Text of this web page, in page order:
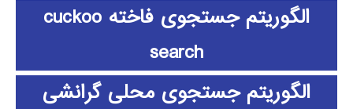
الگوریتم جستجوی فاخته cuckoo
search
الگوریتم جستجوی محلی گرانشی